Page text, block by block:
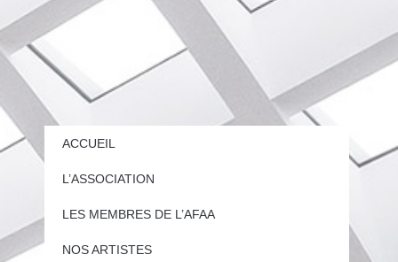
ACCUEIL
L’ASSOCIATION
LES MEMBRES DE L’AFAA
NOS ARTISTES